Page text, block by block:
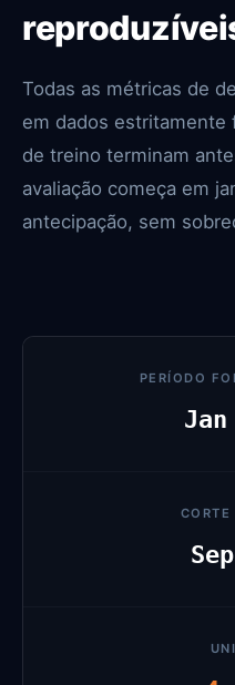
Todas as métricas de
em dados estritamente
de treino terminam
avaliação começa em
antecipação, sem
PERÍODO
Jan
CORTE